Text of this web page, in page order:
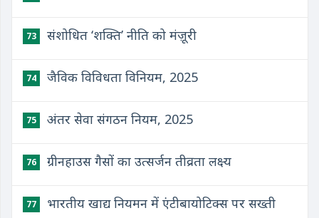
73 संशोधित ‘शक्ति’ नीति को मंज़ूरी
74 जैविक विविधता विनियम, 2025
75 अंतर सेवा संगठन नियम, 2025
76 ग्रीनहाउस गैसों का उत्सर्जन तीव्रता लक्ष्य
77 भारतीय खाद्य नियमन में एंटीबायोटिक्स पर सख्ती